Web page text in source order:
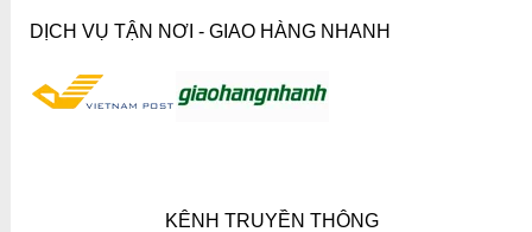
DỊCH VỤ TẬN NƠI - GIAO HÀNG NHANH
KÊNH TRUYỀN THÔNG